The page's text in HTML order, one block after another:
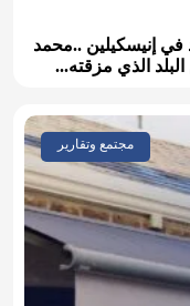
إنيسكيلين ..محمد
الذي مزقته...
مجتمع وتقارير